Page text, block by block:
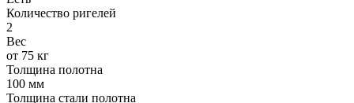
Количество ригелей
2
Вес
от 75 кг
Толщина полотна
100 мм
Толщина стали полотна